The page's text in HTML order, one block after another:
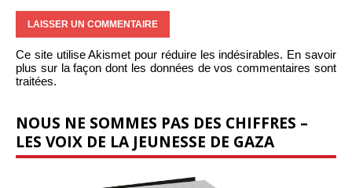
Ce site utilise Akismet pour réduire les indésirables. En savoir
plus sur la façon dont les données de vos commentaires sont
traitées.
NOUS NE SOMMES PAS DES CHIFFRES –
LES VOIX DE LA JEUNESSE DE GAZA